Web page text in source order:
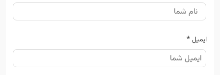
ایمیل*